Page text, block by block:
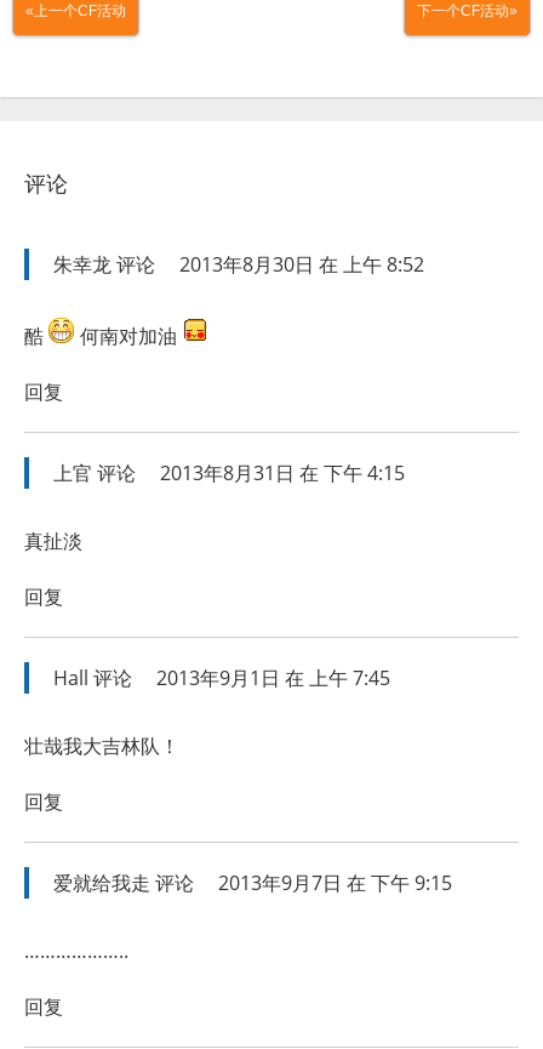
«上一个CF活动 下一个CF活动»
评论
朱幸龙评论 2013年8月30日 在 上午 8:52
酷 何南对加油
回复
上官 评论 2013年8月31日 在 下午 4:15
真扯淡
回复
Hall 评论 2013年9月1日 在 上午 7:45
壮哉我大吉林队！
回复
爱就给我走 评论 2013年9月7日 在 下午 9:15
………………..
回复